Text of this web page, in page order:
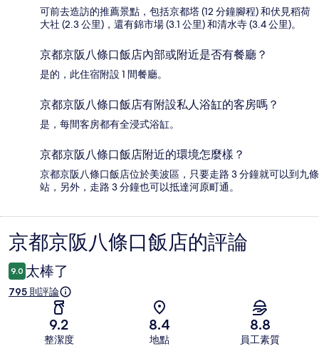
可前去造訪的推薦景點，包括京都塔 (12 分鐘腳程) 和伏見稻荷
大社 (2.3 公里)，還有錦市場 (3.1 公里) 和清水寺 (3.4 公里)。
京都京阪八條口飯店內部或附近是否有餐廳？
是的，此住宿附設 1 間餐廳。
京都京阪八條口飯店有附設私人浴缸的客房嗎？
是，每間客房都有全浸式浴缸。
京都京阪八條口飯店附近的環境怎麼樣？
京都京阪八條口飯店位於美波區，只要走路 3 分鐘就可以到九條
站，另外，走路 3 分鐘也可以抵達河原町通。
評
論
京都京阪八條口飯店的評論
9.0 太棒了
795 則評論
9.2
整潔度
8.4
地點
8.8
員工素質